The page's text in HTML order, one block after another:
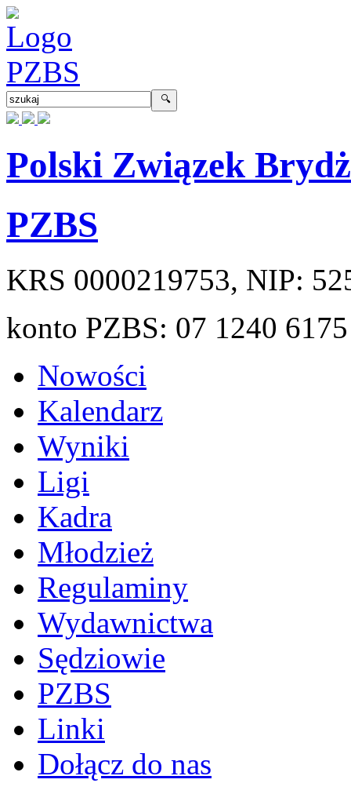
Polski Związek
PZBS
KRS 0000219753, NIP:
konto PZBS: 07 1240
Nowości
Kalendarz
Wyniki
Ligi
Kadra
Młodzież
Regulaminy
Wydawnictwa
Sędziowie
PZBS
Linki
Dołącz do nas